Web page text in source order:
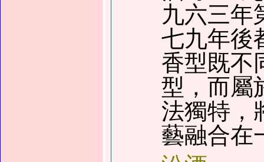
九六三年
七九年後
香型既不
型，而屬
法獨特，
藝融合在